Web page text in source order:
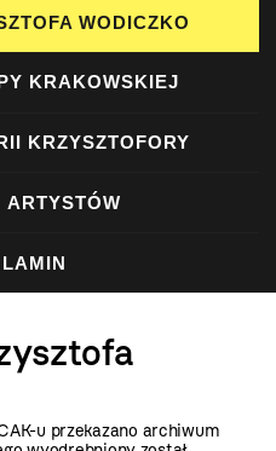
WODICZKO
KRAKOWSKIEJ
KRZYSZTOFORY
ARTYSTÓW
u przekazano archiwum